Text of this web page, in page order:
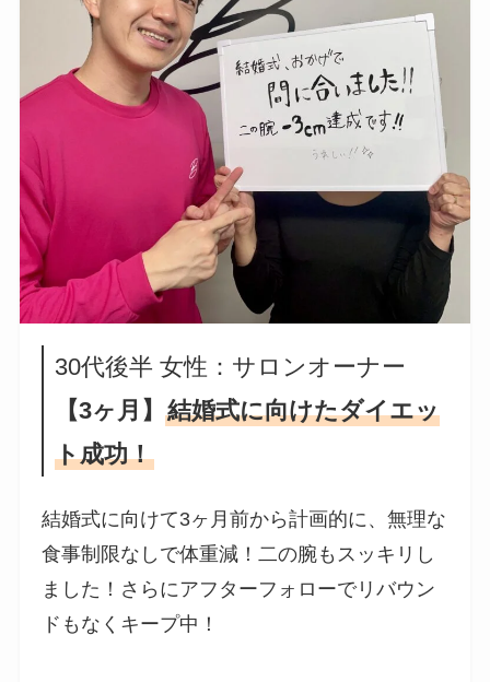
30代後半 女性：サロンオーナー
【3ヶ月】結婚式に向けたダイエッ
ト成功！
結婚式に向けて3ヶ月前から計画的に、無理な
食事制限なしで体重減！二の腕もスッキリし
ました！さらにアフターフォローでリバウン
ドもなくキープ中！